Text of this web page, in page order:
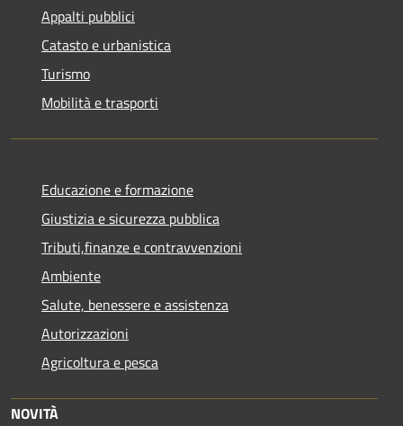
Appalti pubblici
Catasto e urbanistica
Turismo
Mobilità e trasporti
Educazione e formazione
Giustizia e sicurezza pubblica
Tributi,finanze e contravvenzioni
Ambiente
Salute, benessere e assistenza
Autorizzazioni
Agricoltura e pesca
NOVITÀ